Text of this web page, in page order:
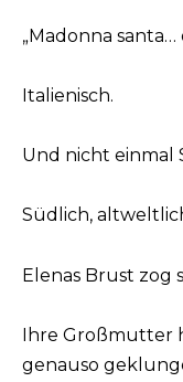
„Madonna santa…
Italienisch.
Und nicht einmal
Südlich,
Elenas Brust zog
Ihre Großmutter
genauso